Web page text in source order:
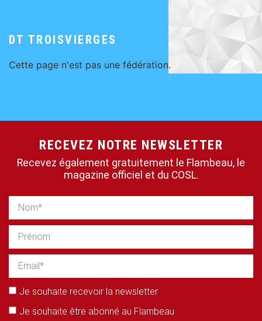
DT TROISVIERGES
Cette page n'est pas une fédération.
RECEVEZ NOTRE NEWSLETTER
Recevez également gratuitement le Flambeau, le
magazine officiel et du COSL.
Je souhaite recevoir la newsletter
Je souhaite être abonné au Flambeau